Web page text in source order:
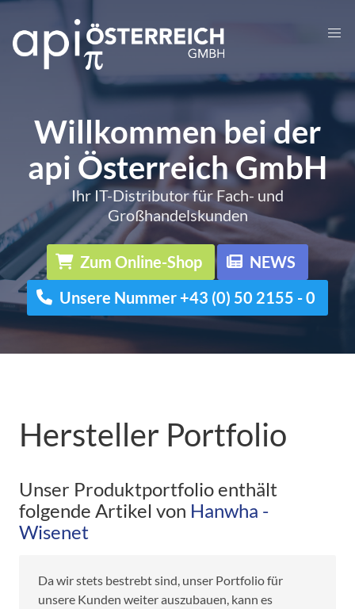
Willkommen bei der
api Österreich GmbH
Ihr IT-Distributor für Fach- und
Großhandelskunden
Zum Online-Shop
NEWS
Unsere Nummer +43 (0) 50 2155 - 0
Hersteller Portfolio
Unser Produktportfolio enthält
folgende Artikel von Hanwha -
Wisenet
Da wir stets bestrebt sind, unser Portfolio für
unsere Kunden weiter auszubauen, kann es